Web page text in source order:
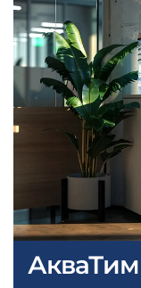
АкваТим